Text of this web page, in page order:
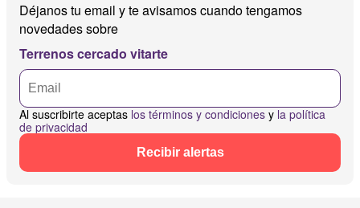
Déjanos tu email y te avisamos cuando tengamos
novedades sobre
Terrenos cercado vitarte
Al suscribirte aceptas los términos y condiciones y la política
de privacidad
Recibir alertas